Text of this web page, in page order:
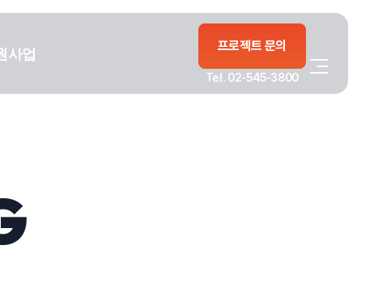
사업 프로젝트 문의
Tel. 02-545-3800